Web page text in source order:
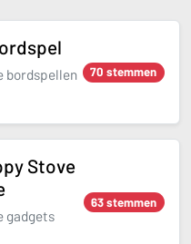
bordspellen
70 stemmen
Stove
gadgets
63 stemmen